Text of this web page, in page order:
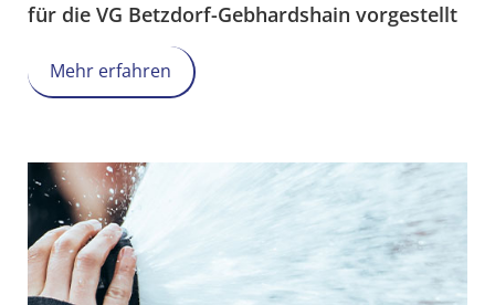
für die VG Betzdorf-Gebhardshain vorgestellt
Mehr erfahren